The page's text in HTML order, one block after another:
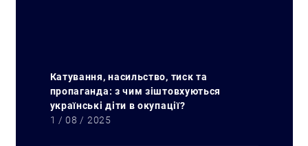
Катування, насильство, тиск та
пропаганда: з чим зіштовхуються
українські діти в окупації?
1 / 08 / 2025